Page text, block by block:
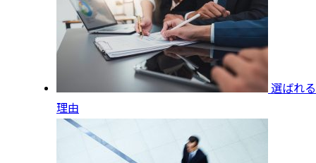
選ばれる
理由